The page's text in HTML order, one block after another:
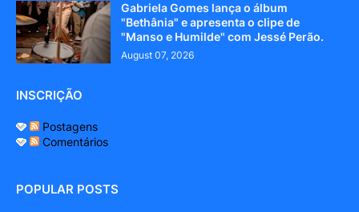
Gabriela Gomes lança o álbum
"Bethânia" e apresenta o clipe de
"Manso e Humilde" com Jessé Perão.
August 07, 2026
INSCRIÇÃO
Postagens
Comentários
POPULAR POSTS